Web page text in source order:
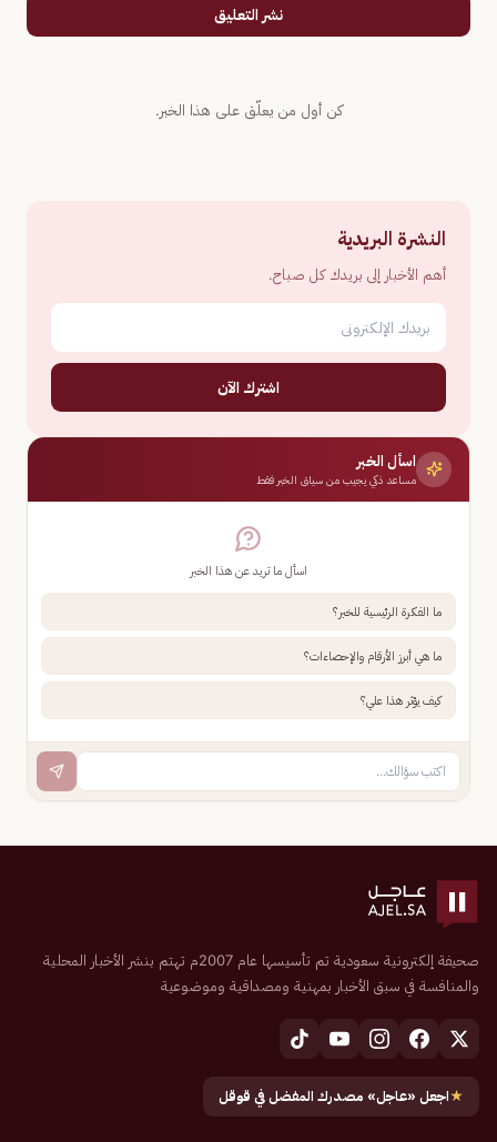
نشر التعليق
كن أول من يعلّق على هذا الخبر.
النشرة البريدية
أهم الأخبار إلى بريدك كل صباح.
اشترك الآن
اسأل الخبر
مساعد ذكي يجيب من سياق الخبر فقط
اسأل ما تريد عن هذا الخبر
ما الفكرة الرئيسية للخبر؟
ما هي أبرز الأرقام والإحصاءات؟
كيف يؤثر هذا علي؟
صحيفة إلكترونية سعودية تم تأسيسها عام 2007م تهتم بنشر الأخبار المحلية
والمنافسة في سبق الأخبار بمهنية ومصداقية وموضوعية
★اجعل «عاجل» مصدرك المفضل في قوقل